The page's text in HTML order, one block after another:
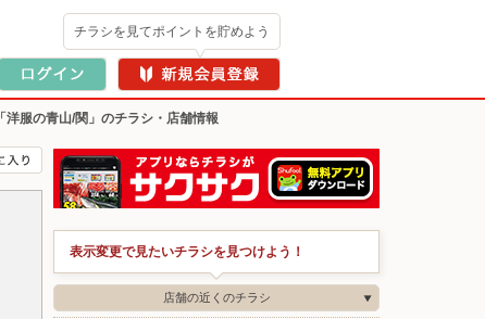
チラシを見てポイントを貯めよう
「洋服の青山/関」のチラシ・店舗情報
表示変更で見たいチラシを見つけよう！
店舗の近くのチラシ